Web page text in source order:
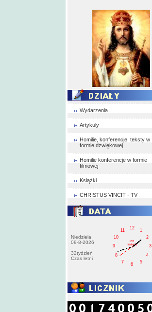
Wydarzenia
Artykuły
Homilie, konferencje, teksty w
formie dzwiękowej
Homilie konferencje w formie
filmowej
Książki
CHRISTUS VINCIT - TV
Niedziela
09-8-2026
32tydzień
Czas letni
1
2
3
4
5
6
7
8
9
10
11
12
PM
niedziela